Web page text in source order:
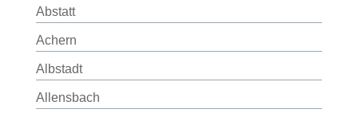
Abstatt
Achern
Albstadt
Allensbach